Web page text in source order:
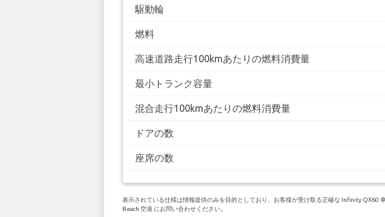
駆動輪
燃料
高速道路走行100kmあたりの燃料消費量
最小トランク容量
混合走行100kmあたりの燃料消費量
ドアの数
座席の数
表示されている仕様は情報提供のみを目的としており、お客様が受け取る正確な Infinity QX60
Beach 空港 にお問い合わせください。